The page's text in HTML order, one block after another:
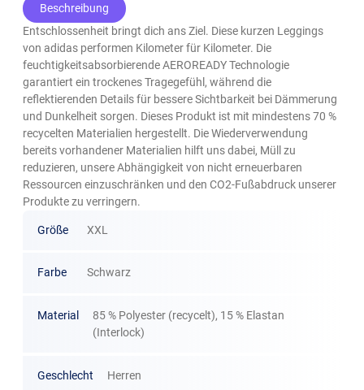
Beschreibung
Entschlossenheit bringt dich ans Ziel. Diese kurzen Leggings
von adidas performen Kilometer für Kilometer. Die
feuchtigkeitsabsorbierende AEROREADY Technologie
garantiert ein trockenes Tragegefühl, während die
reflektierenden Details für bessere Sichtbarkeit bei Dämmerung
und Dunkelheit sorgen. Dieses Produkt ist mit mindestens 70 %
recycelten Materialien hergestellt. Die Wiederverwendung
bereits vorhandener Materialien hilft uns dabei, Müll zu
reduzieren, unsere Abhängigkeit von nicht erneuerbaren
Ressourcen einzuschränken und den CO2-Fußabdruck unserer
Produkte zu verringern.
Größe XXL
Farbe Schwarz
Material
85 % Polyester (recycelt), 15 % Elastan
(Interlock)
Geschlecht Herren